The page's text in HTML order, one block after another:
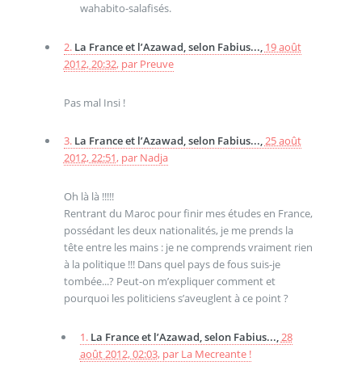
wahabito-salafisés.
2. La France et l’Azawad, selon Fabius..., 19 août
2012, 20:32, par Preuve
Pas mal Insi !
3. La France et l’Azawad, selon Fabius...,25 août
2012, 22:51, par Nadja
Oh là là !!!!!
Rentrant du Maroc pour finir mes études en France,
possédant les deux nationalités, je me prends la
tête entre les mains : je ne comprends vraiment rien
à la politique !!! Dans quel pays de fous suis-je
tombée...? Peut-on m’expliquer comment et
pourquoi les politiciens s’aveuglent à ce point ?
1. La France et l’Azawad, selon Fabius...,28
août 2012, 02:03, par La Mecreante !